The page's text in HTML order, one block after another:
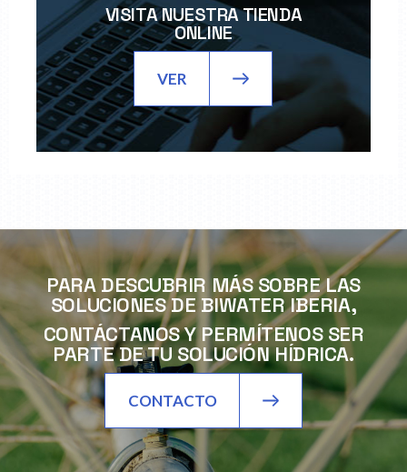
VISITA NUESTRA TIENDA
ONLINE
VER
PARA DESCUBRIR MÁS SOBRE LAS
SOLUCIONES DE BIWATER IBERIA,
CONTÁCTANOS Y PERMÍTENOS SER
PARTE DE TU SOLUCIÓN HÍDRICA.
CONTACTO